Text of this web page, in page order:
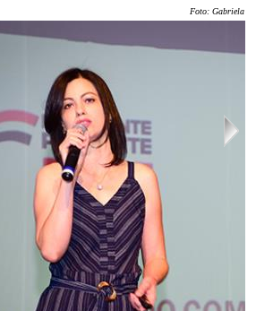
Foto: Gabriela Oliveira